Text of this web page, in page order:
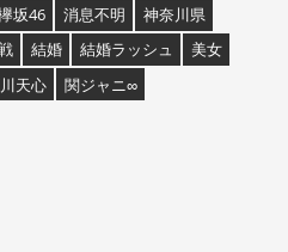
坂46 消息不明
神奈川県
結婚 結婚ラッシュ
美女
天心 関ジャニ∞